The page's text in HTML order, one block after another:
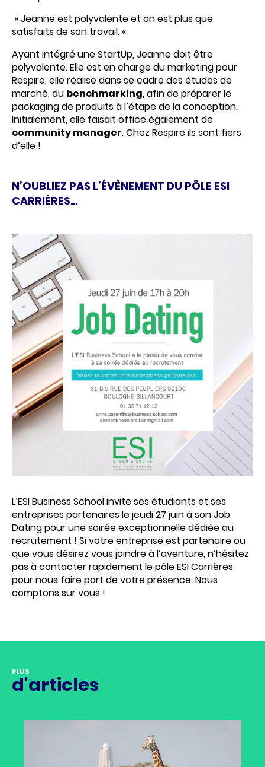
» Jeanne est polyvalente et on est plus que
satisfaits de son travail. «
Ayant intégré une StartUp, Jeanne doit être
polyvalente. Elle est en charge du marketing pour
Respire, elle réalise dans se cadre des études de
marché, du benchmarking, afin de préparer le
packaging de produits à l’étape de la conception.
Initialement, elle faisait office également de
community manager. Chez Respire ils sont fiers
d’elle !
N’OUBLIEZ PAS L’ÉVÈNEMENT DU PÔLE ESI
CARRIÈRES…
L’ESI Business School invite ses étudiants et ses
entreprises partenaires le jeudi 27 juin à son Job
Dating pour une soirée exceptionnelle dédiée au
recrutement ! Si votre entreprise est partenaire ou
que vous désirez vous joindre à l’aventure, n’hésitez
pas à contacter rapidement le pôle ESI Carrières
pour nous faire part de votre présence. Nous
comptons sur vous !
PLUS
d'articles